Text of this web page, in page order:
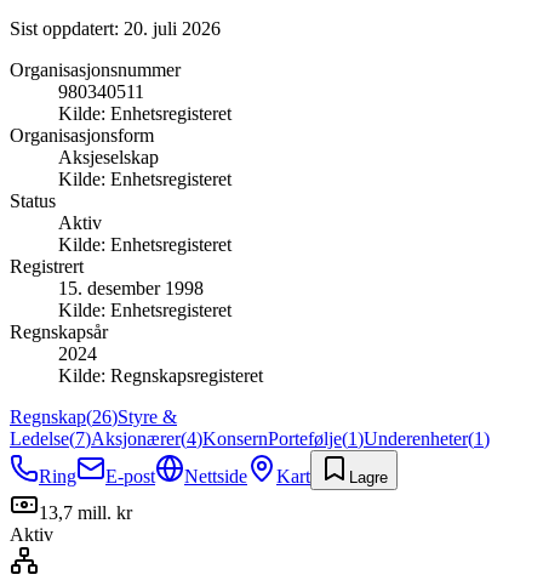
Sist oppdatert: 20. juli 2026
Organisasjonsnummer
980340511
Kilde: Enhetsregisteret
Organisasjonsform
Aksjeselskap
Kilde: Enhetsregisteret
Status
Aktiv
Kilde: Enhetsregisteret
Registrert
15. desember 1998
Kilde: Enhetsregisteret
Regnskapsår
2024
Kilde: Regnskapsregisteret
Regnskap(26)Styre &
Ledelse(7)Aksjonærer(4)KonsernPortefølje(1)Underenheter(1)
Ring
E-post Nettside Kart Lagre
13,7 mill. kr
Aktiv